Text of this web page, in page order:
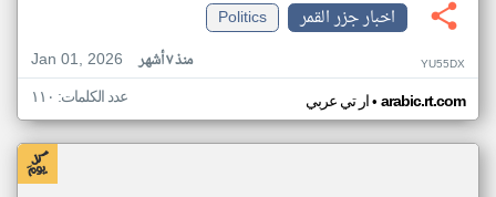
اخبار جزر القمر
Politics
Jan 01, 2026
منذ ٧ أشهر YU55DX
ار تي عربي• arabic.rt.com عدد الكلمات: ١١٠